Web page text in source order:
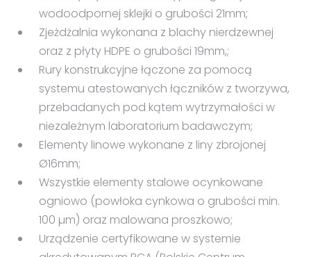
wodoodpornej sklejki o grubości 21mm;
Zjeżdżalnia wykonana z blachy nierdzewnej
oraz z płyty HDPE o grubości 19mm,;
Rury konstrukcyjne łączone za pomocą
systemu atestowanych łączników z tworzywa,
przebadanych pod kątem wytrzymałości w
niezależnym laboratorium badawczym;
Elementy linowe wykonane z liny zbrojonej
Ø16mm;
Wszystkie elementy stalowe ocynkowane
ogniowo (powłoka cynkowa o grubości min.
100 µm) oraz malowana proszkowo;
Urządzenie certyfikowane w systemie